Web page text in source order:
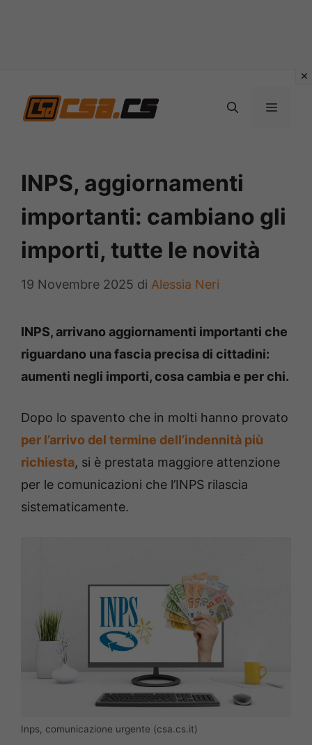
contenuto
MENU
INPS, aggiornamenti
importanti: cambiano gli
importi, tutte le novità
19 Novembre 2025 di Alessia Neri
INPS, arrivano aggiornamenti importanti che
riguardano una fascia precisa di cittadini:
aumenti negli importi, cosa cambia e per chi.
Dopo lo spavento che in molti hanno provato
per l’arrivo del termine dell’indennità più
richiesta, si è prestata maggiore attenzione
per le comunicazioni che l’INPS rilascia
sistematicamente.
Inps, comunicazione urgente (csa.cs.it)